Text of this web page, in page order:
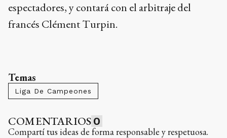
espectadores, y contará con el arbitraje del
francés Clément Turpin.
Temas
Liga De Campeones
COMENTARIOS 0
Compartí tus ideas de forma responsable y respetuosa.